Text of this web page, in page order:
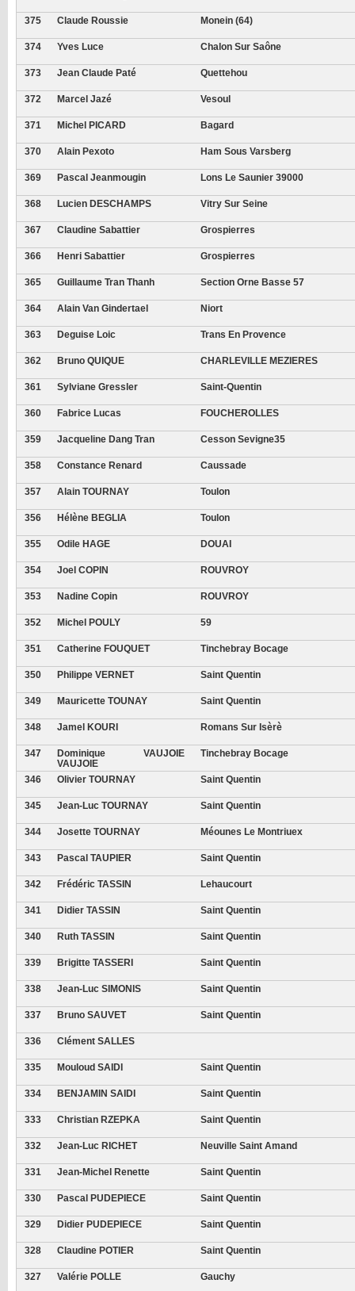
375 Claude Roussie Monein (64)
374 Yves Luce Chalon Sur Saône
373 Jean Claude Paté Quettehou
372 Marcel Jazé Vesoul
371 Michel PICARD Bagard
370 Alain Pexoto Ham Sous Varsberg
369 Pascal Jeanmougin Lons Le Saunier 39000
368 Lucien DESCHAMPS Vitry Sur Seine
367 Claudine Sabattier Grospierres
366 Henri Sabattier Grospierres
365 Guillaume Tran Thanh Section Orne Basse 57
364 Alain Van Gindertael Niort
363 Deguise Loic Trans En Provence
362 Bruno QUIQUE CHARLEVILLE MEZIERES
361 Sylviane Gressler Saint-Quentin
360 Fabrice Lucas FOUCHEROLLES
359 Jacqueline Dang Tran Cesson Sevigne35
358 Constance Renard Caussade
357 Alain TOURNAY Toulon
356 Hélène BEGLIA Toulon
355 Odile HAGE DOUAI
354 Joel COPIN ROUVROY
353 Nadine Copin ROUVROY
352 Michel POULY 59
351 Catherine FOUQUET Tinchebray Bocage
350 Philippe VERNET Saint Quentin
349 Mauricette TOUNAY Saint Quentin
348 Jamel KOURI Romans Sur Isèrè
347
Dominique VAUJOIE
VAUJOIE
Tinchebray Bocage
346 Olivier TOURNAY Saint Quentin
345 Jean-Luc TOURNAY Saint Quentin
344 Josette TOURNAY Méounes Le Montriuex
343 Pascal TAUPIER Saint Quentin
342 Frédéric TASSIN Lehaucourt
341 Didier TASSIN Saint Quentin
340 Ruth TASSIN Saint Quentin
339 Brigitte TASSERI Saint Quentin
338 Jean-Luc SIMONIS Saint Quentin
337 Bruno SAUVET Saint Quentin
336 Clément SALLES
335 Mouloud SAIDI Saint Quentin
334 BENJAMIN SAIDI Saint Quentin
333 Christian RZEPKA Saint Quentin
332 Jean-Luc RICHET Neuville Saint Amand
331 Jean-Michel Renette Saint Quentin
330 Pascal PUDEPIECE Saint Quentin
329 Didier PUDEPIECE Saint Quentin
328 Claudine POTIER Saint Quentin
327 Valérie POLLE Gauchy